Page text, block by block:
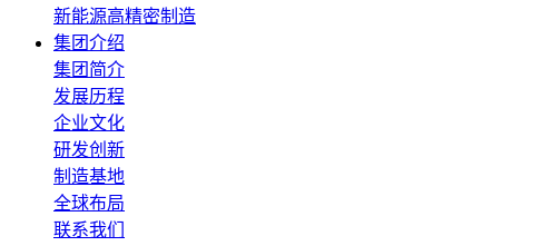
新能源高精密制造
集团介绍
集团简介
发展历程
企业文化
研发创新
制造基地
全球布局
联系我们